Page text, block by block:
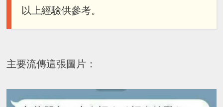
以上經驗供參考。
主要流傳這張圖片：